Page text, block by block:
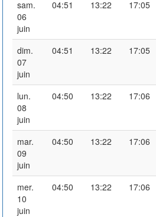
sam.
06
juin
04:51 13:22 17:05
dim.
07
juin
04:51 13:22 17:05
lun.
08
juin
04:50 13:22 17:06
mar.
09
juin
04:50 13:22 17:06
mer.
10
juin
04:50 13:22 17:06